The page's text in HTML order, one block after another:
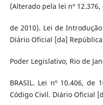
(Alterado pela lei nº
de 2010). Lei de
Diário Oficial [da]
Poder Legislativo, Rio de
BRASIL. Lei nº 10.406,
Código Civil. Diário Oficial